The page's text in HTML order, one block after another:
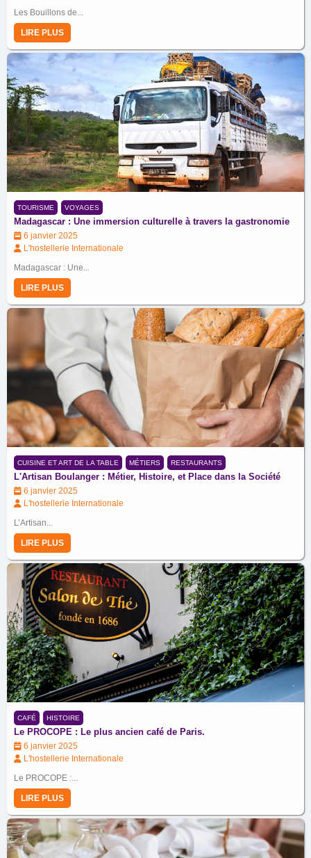
Les Bouillons de...
LIRE PLUS
TOURISME VOYAGES
Madagascar : Une immersion culturelle à travers la gastronomie
6 janvier 2025
L'hostellerie Internationale
Madagascar : Une...
LIRE PLUS
CUISINE ET ART DE LA TABLE MÉTIERS RESTAURANTS
L'Artisan Boulanger : Métier, Histoire, et Place dans la Société
6 janvier 2025
L'hostellerie Internationale
L’Artisan...
LIRE PLUS
CAFÉ HISTOIRE
Le PROCOPE : Le plus ancien café de Paris.
6 janvier 2025
L'hostellerie Internationale
Le PROCOPE :...
LIRE PLUS